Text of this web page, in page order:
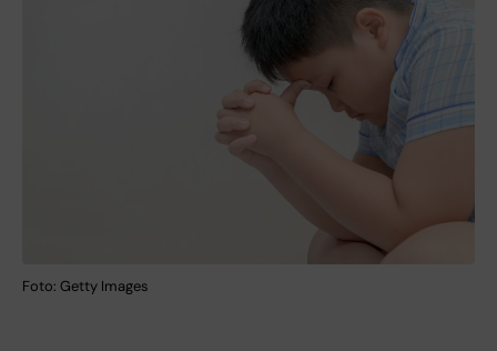
Foto: Getty Images